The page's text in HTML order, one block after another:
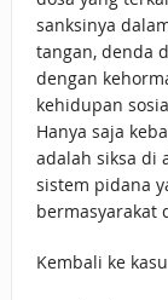
sanksinya
tangan, denda
dengan
kehidupan
Hanya saja
adalah siksa di
sistem pidana
bermasyarakat
Kembali ke